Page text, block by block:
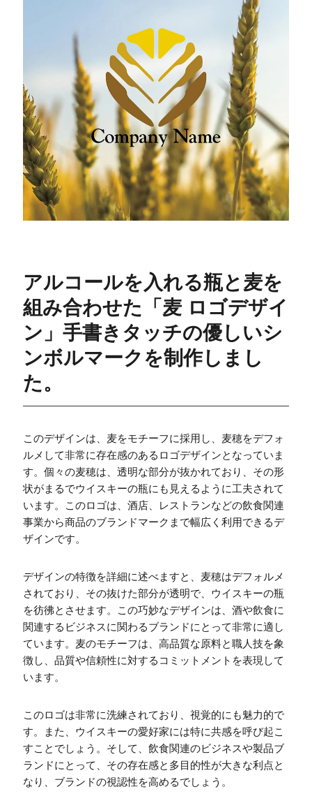
アルコールを入れる瓶と麦を
組み合わせた「麦 ロゴデザイ
ン」手書きタッチの優しいシ
ンボルマークを制作しまし
た。
このデザインは、麦をモチーフに採用し、麦穂をデフォ
ルメして非常に存在感のあるロゴデザインとなっていま
す。個々の麦穂は、透明な部分が抜かれており、その形
状がまるでウイスキーの瓶にも見えるように工夫されて
います。このロゴは、酒店、レストランなどの飲食関連
事業から商品のブランドマークまで幅広く利用できるデ
ザインです。
デザインの特徴を詳細に述べますと、麦穂はデフォルメ
されており、その抜けた部分が透明で、ウイスキーの瓶
を彷彿とさせます。この巧妙なデザインは、酒や飲食に
関連するビジネスに関わるブランドにとって非常に適し
ています。麦のモチーフは、高品質な原料と職人技を象
徴し、品質や信頼性に対するコミットメントを表現して
います。
このロゴは非常に洗練されており、視覚的にも魅力的で
す。また、ウイスキーの愛好家には特に共感を呼び起こ
すことでしょう。そして、飲食関連のビジネスや製品ブ
ランドにとって、その存在感と多目的性が大きな利点と
なり、ブランドの視認性を高めるでしょう。